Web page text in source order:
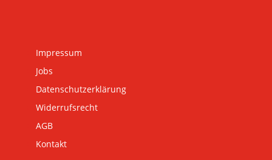
Impressum
Jobs
Datenschutzerklärung
Widerrufsrecht
AGB
Kontakt